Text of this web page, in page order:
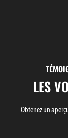
LES
Obtenez un